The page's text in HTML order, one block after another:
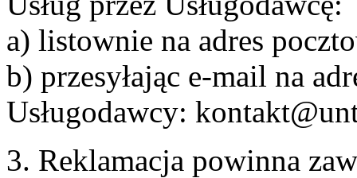
a) listownie na adres
b) przesyłając e-mail na
Usługodawcy:
3. Reklamacja powinna